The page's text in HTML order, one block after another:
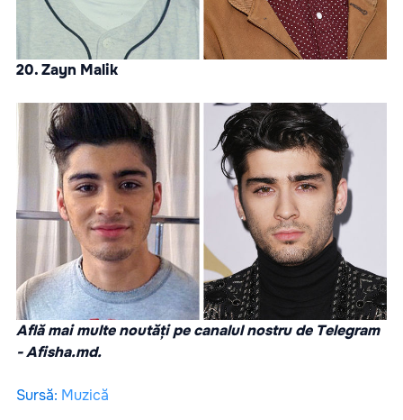
20. Zayn Malik
Află mai multe noutăți pe canalul nostru de Telegram
-Afisha.md.
Sursă: Muzică